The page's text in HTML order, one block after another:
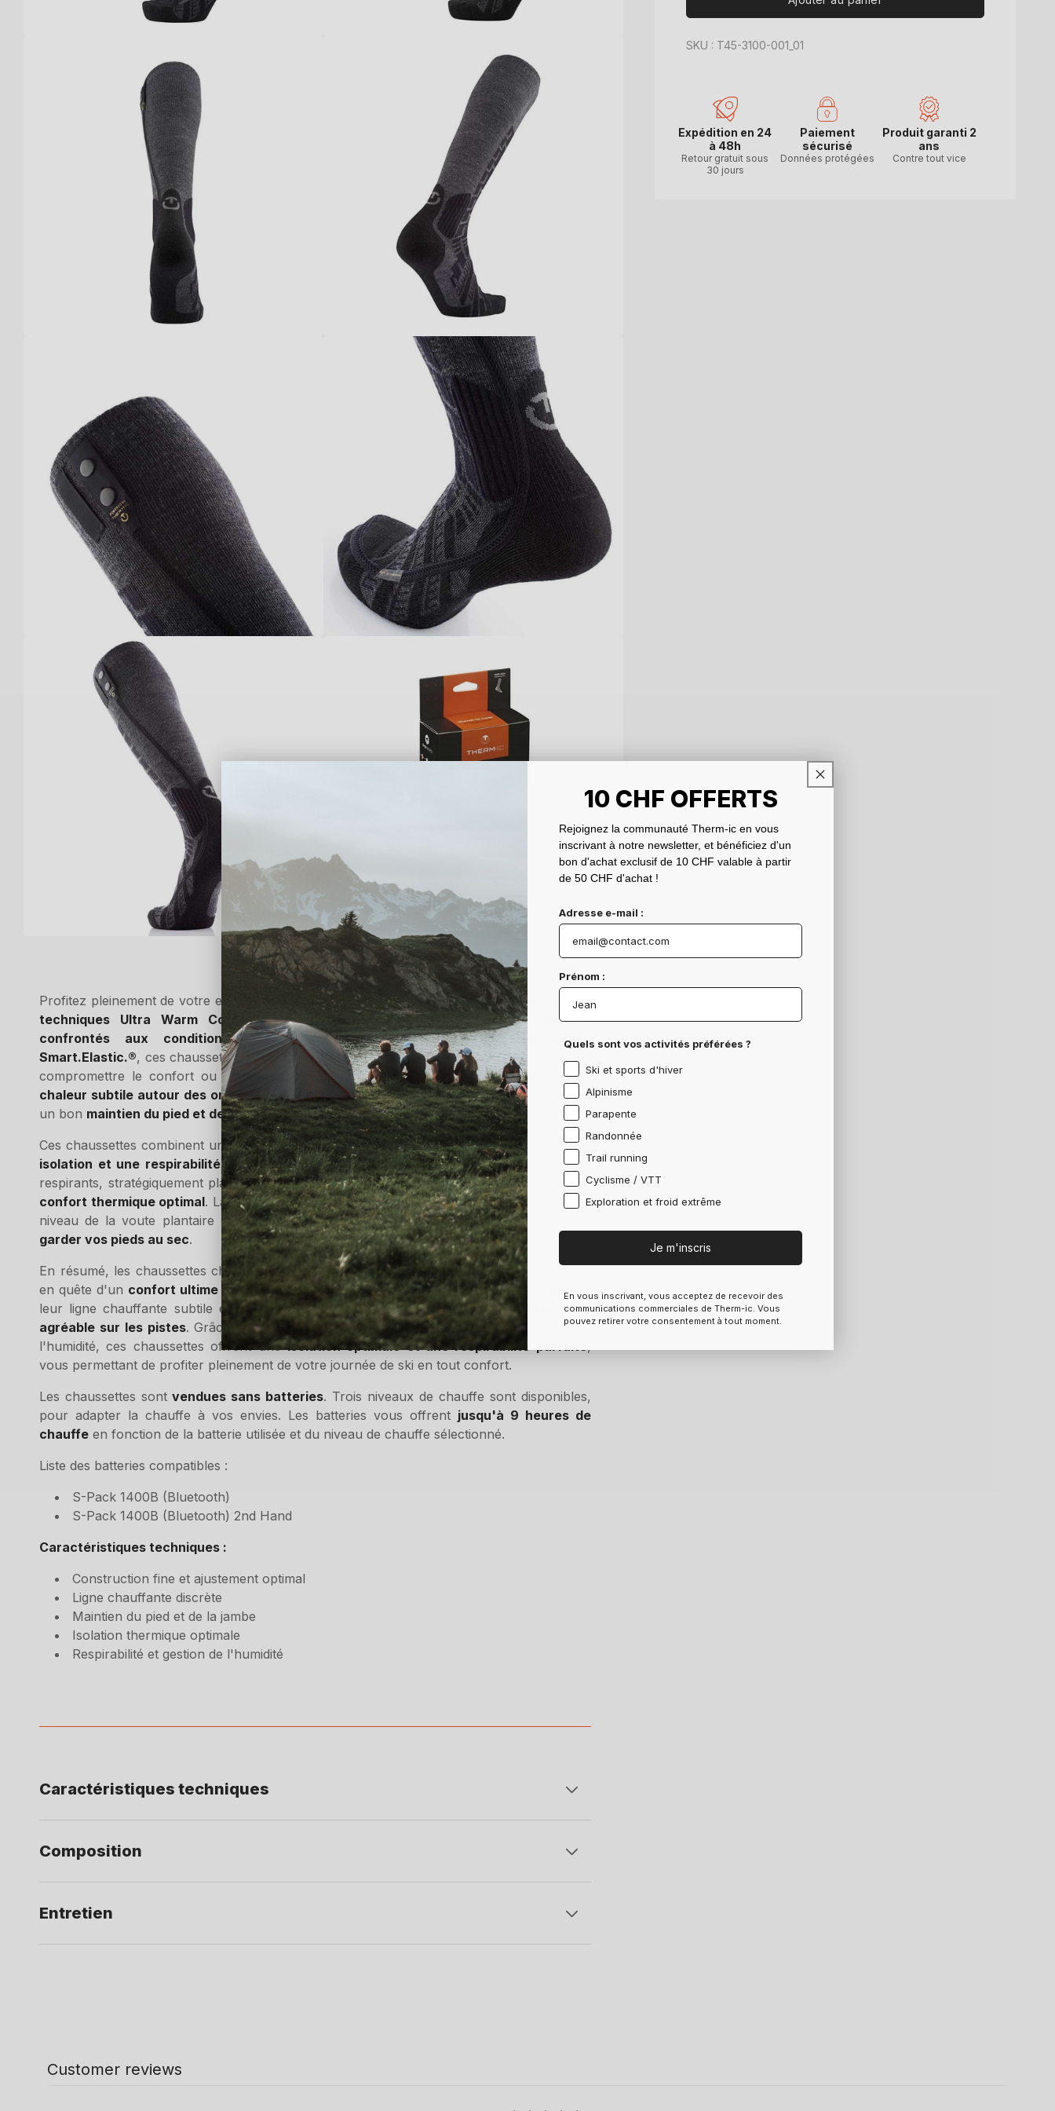
SKU : T45-3100-001_01
Expédition en 24
à 48h
Retour gratuit sous
30 jours
Paiement
sécurisé
Données protégées
Produit garanti 2
ans
Contre tout vice
Profitez pleinement de votre expérience de ski avec les
chaussettes chauffantes fines et
techniques Ultra Warm Comfort S.E.T®
, spécialement conçues pour les
skieurs
confrontés aux conditions extrêmes. Grâce ànotre nouvelle technologie
Smart.Elastic.®, ces chaussettes offrent unajustement parfaitdans les chaussures, sans
compromettre le confort ou les sensations. La fine ligne chauffante S.E.T® diffuse une
chaleur subtile autour des orteils
sans altérer l'ajustement. Les fibres polyamide assurent
un bon maintien du pied et de la jambependant l'effort.
Ces chaussettes combinent untricotage thermorégulant et de lalaine mérinos
pour une
isolation et une respirabilité optimales. Les structures thermo-isolantes et les systèmes
respirants, stratégiquement placés en soutien à la technologie Smart Elastic®, assurent un
confort thermique optimal. La technologie Moisture-Vent absorbe l'humidité de la peau au
niveau de la voute plantaire et la transporte vers l'extérieur via des micro-canaux pour
garder vos pieds au sec.
En résumé, les chaussettes chauffantes de Therm-ic sont idéales pour les skieurs experts
en quête d'un confort ultime dans les conditions extrêmes . Avec leur ajustement parfait,
leur ligne chauffante subtile et leur maintien du pied, elles garantissent une
expérience
agréable sur les pistes. Grâce à leur tricotage thermorégulant et leur gestion efficace de
l'humidité, ces chaussettes offrent uneisolation optimale et une respirabilité parfaite
vous permettant de profiter pleinement de votre journée de ski en tout confort.
Les chaussettes sontvendues sans batteries. Trois niveaux de chauffe sont disponibles,
pour adapter la chauffe à vos envies. Les batteries vous offrent jusqu'à 9 heures de
chauffe en fonction de la batterie utilisée et du niveau de chauffe sélectionné.
Liste des batteries compatibles :
S-Pack 1400B (Bluetooth)
S-Pack 1400B (Bluetooth) 2nd Hand
Caractéristiques techniques :
Construction fine et ajustement optimal
Ligne chauffante discrète
Maintien du pied et de la jambe
Isolation thermique optimale
Respirabilité et gestion de l'humidité
Caractéristiques techniques
Composition
Entretien
Customer reviews
10 CHF OFFERTS
Rejoignez la communauté Therm-ic en vous
inscrivant à notre newsletter, et bénéficiez d'un
bon d'achat exclusif de 10 CHF valable à partir
de 50 CHF d'achat !
Adresse e-mail :
Prénom :
Quels sont vos activités préférées ?
Ski et sports d'hiver
Alpinisme
Parapente
Randonnée
Trail running
Cyclisme / VTT
Exploration et froid extrême
Je m'inscris
En vous inscrivant, vous acceptez de recevoir des
communications commerciales de Therm-ic. Vous
pouvez retirer votre consentement à tout moment.